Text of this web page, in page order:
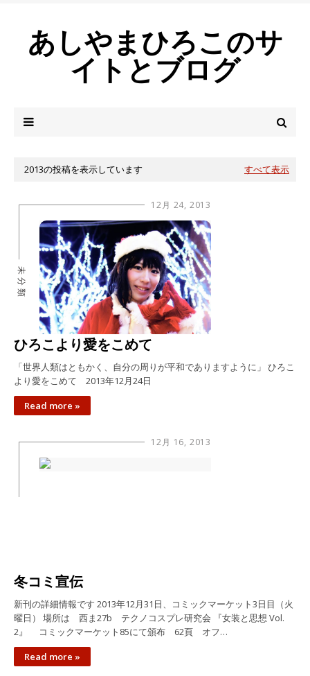
あしやまひろこのサ
イトとブログ
2013の投稿を表示しています すべて表示
12月 24, 2013
未分類
ひろこより愛をこめて
「世界人類はともかく、自分の周りが平和でありますように」 ひろこ
より愛をこめて 2013年12月24日
Read more »
12月 16, 2013
冬コミ宣伝
新刊の詳細情報です 2013年12月31日、コミックマーケット3日目（火
曜日） 場所は 西ま27b テクノコスプレ研究会 『女装と思想 Vol.
2』 コミックマーケット85にて頒布 62頁 オフ…
Read more »